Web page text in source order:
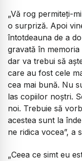
„Vă rog permiteți-
o surpriză. Apoi
întotdeauna de a
gravată în
dar va trebui să
care au fost cele
cea mai bună. Nu
las copiilor noştri.
noi. Trebuie să
acestea sunt la
ne ridica vocea”, a
„Ceea ce simt eu